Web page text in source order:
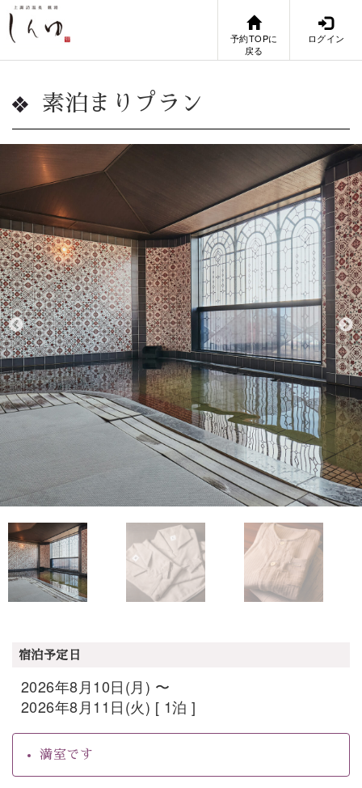
予約TOPに
戻る
ログイン
素泊まりプラン
宿泊予定日
2026年8月10日(月) 〜
2026年8月11日(火) [ 1泊 ]
満室です